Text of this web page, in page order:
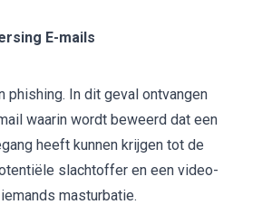
E-mails
phishing. In dit geval ontvangen
waarin wordt beweerd dat een
heeft kunnen krijgen tot de
slachtoffer en een video-
masturbatie.